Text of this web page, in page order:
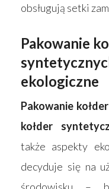
obsługują setki
Pakowanie
ekologiczne
Pakowanie
kołder
także aspekty
decyduje się na